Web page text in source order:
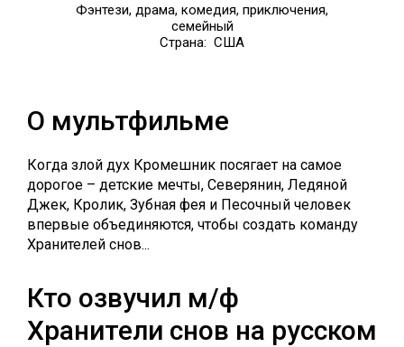
Фэнтези, драма, комедия, приключения,
семейный
Страна: США
О мультфильме
Когда злой дух Кромешник посягает на самое
дорогое – детские мечты, Северянин, Ледяной
Джек, Кролик, Зубная фея и Песочный человек
впервые объединяются, чтобы создать команду
Хранителей снов...
Кто озвучил м/ф
Хранители снов на русском